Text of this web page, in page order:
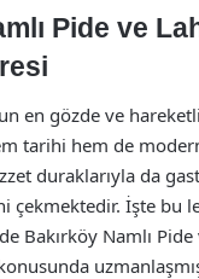
Pide ve
en gözde ve
tarihi hem de
duraklarıyla da
çekmektedir. İşte bu
Bakırköy Namlı Pide